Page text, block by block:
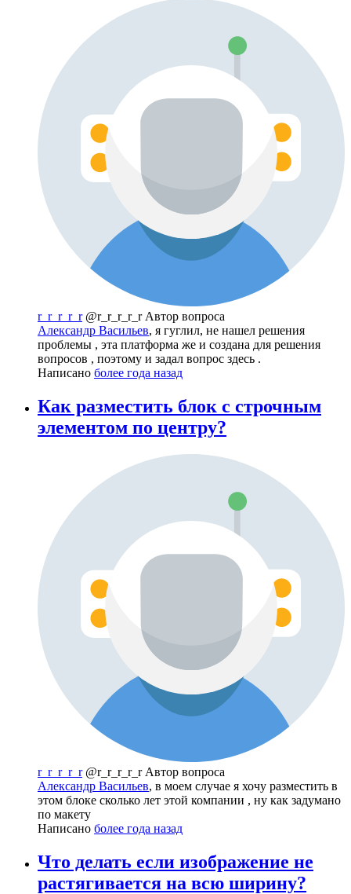
r_r_r_r_r @r_r_r_r_r Автор вопроса
Александр Васильев, я гуглил, не нашел решения
проблемы , эта платформа же и создана для решения
вопросов , поэтому и задал вопрос здесь .
Написано более года назад
Как разместить блок с строчным
элементом по центру?
r_r_r_r_r @r_r_r_r_r Автор вопроса
Александр Васильев, в моем случае я хочу разместить в
этом блоке сколько лет этой компании , ну как задумано
по макету
Написано более года назад
Что делать если изображение не
растягивается на всю ширину?